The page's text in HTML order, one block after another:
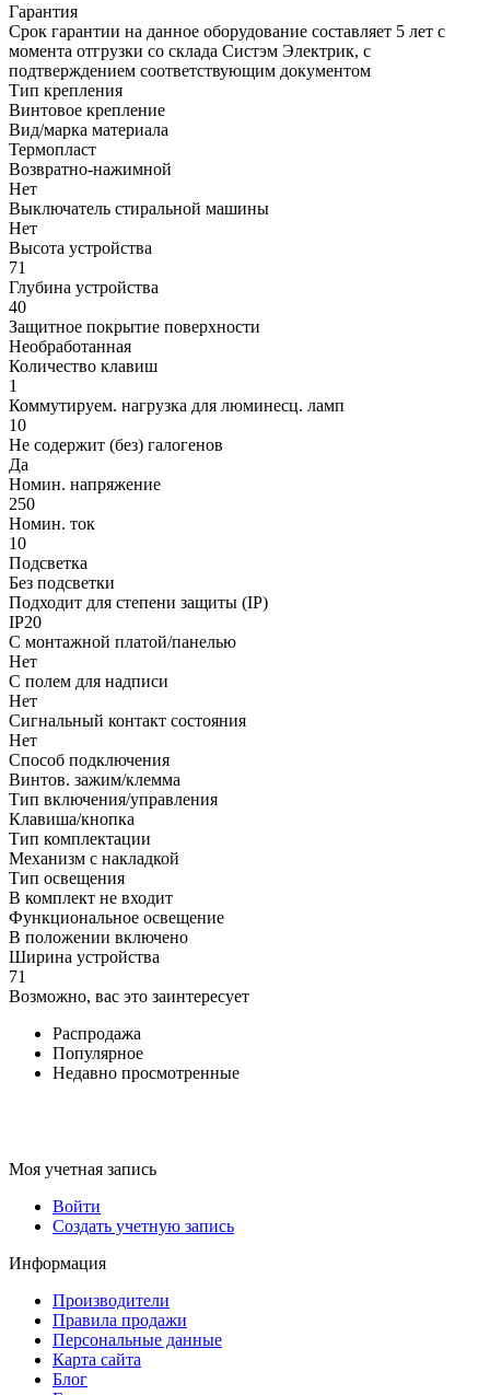
Гарантия
Срок гарантии на данное оборудование составляет 5 лет с
момента отгрузки со склада Систэм Электрик, с
подтверждением соответствующим документом
Тип крепления
Винтовое крепление
Вид/марка материала
Термопласт
Возвратно-нажимной
Нет
Выключатель стиральной машины
Нет
Высота устройства
71
Глубина устройства
40
Защитное покрытие поверхности
Необработанная
Количество клавиш
1
Коммутируем. нагрузка для люминесц. ламп
10
Не содержит (без) галогенов
Да
Номин. напряжение
250
Номин. ток
10
Подсветка
Без подсветки
Подходит для степени защиты (IP)
IP20
С монтажной платой/панелью
Нет
С полем для надписи
Нет
Сигнальный контакт состояния
Нет
Способ подключения
Винтов. зажим/клемма
Тип включения/управления
Клавиша/кнопка
Тип комплектации
Механизм с накладкой
Тип освещения
В комплект не входит
Функциональное освещение
В положении включено
Ширина устройства
71
Возможно, вас это заинтересует
Распродажа
Популярное
Недавно просмотренные
Моя учетная запись
Войти
Создать учетную запись
Информация
Производители
Правила продажи
Персональные данные
Карта сайта
Блог